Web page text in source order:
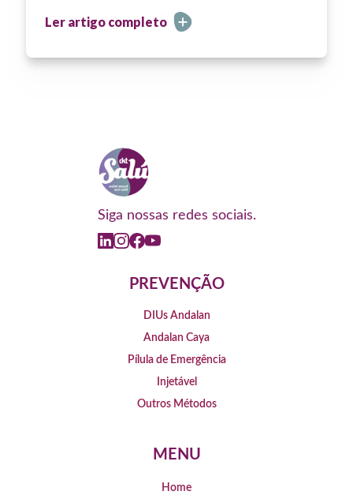
Ler artigo completo
Siga nossas redes sociais.
PREVENÇÃO
DIUs Andalan
Andalan Caya
Pílula de Emergência
Injetável
Outros Métodos
MENU
Home